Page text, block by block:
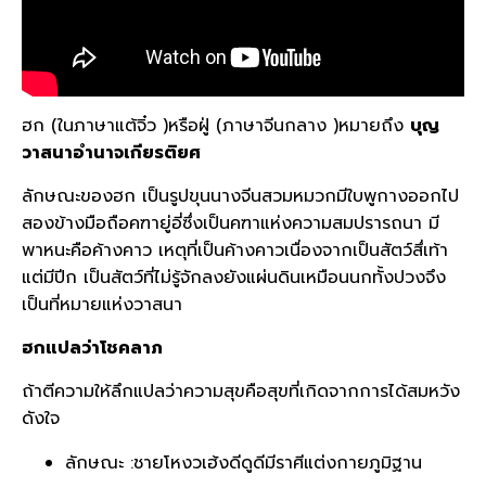
ฮก (ในภาษาแต้จิ๋ว )หรือฝู่ (ภาษาจีนกลาง )หมายถึง บุญ
วาสนาอำนาจเกียรติยศ
ลักษณะของฮก เป็นรูปขุนนางจีนสวมหมวกมีใบพูกางออกไป
สองข้างมือถือคฑายู่อี่ซึ่งเป็นคฑาแห่งความสมปรารถนา มี
พาหนะคือค้างคาว เหตุที่เป็นค้างคาวเนื่องจากเป็นสัตว์สึ่เท้า
แต่มีปีก เป็นสัตว์ที่ไม่รู้จักลงยังแผ่นดินเหมือนนกทั้งปวงจึง
เป็นที่หมายแห่งวาสนา
ฮกแปลว่าโชคลาภ
ถ้าตีความให้ลึกแปลว่าความสุขคือสุขที่เกิดจากการได้สมหวัง
ดังใจ
ลักษณะ :ชายโหงวเฮ้งดีดูดีมีราศีแต่งกายภูมิฐาน